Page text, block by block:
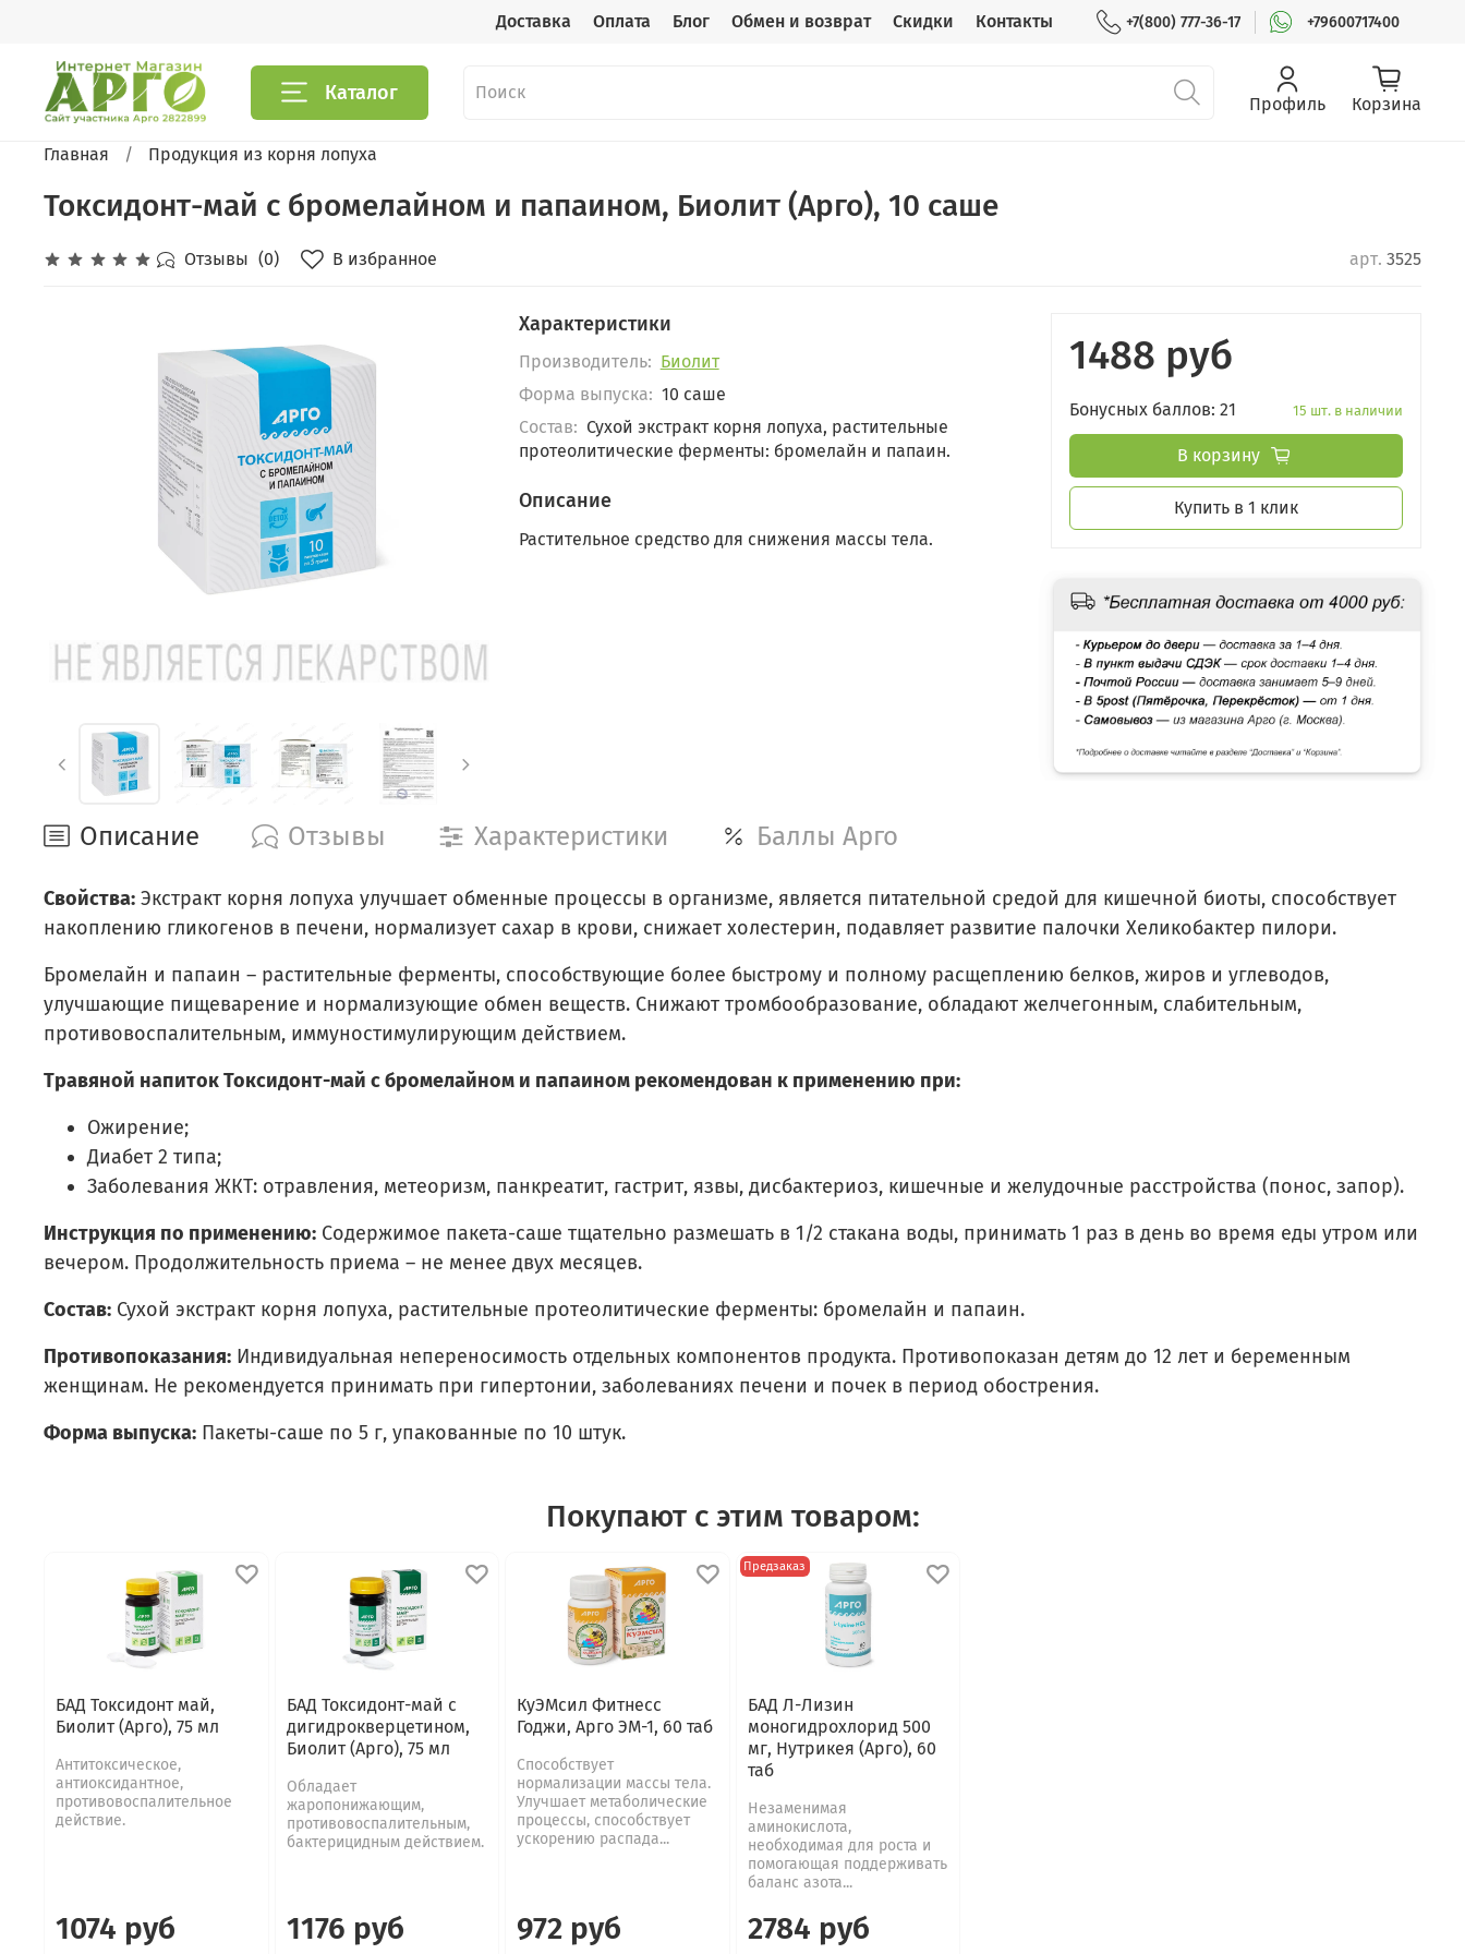
Доставка Оплата Блог Обмен и возврат Скидки Контакты +7(800) 777-36-17 +79600717400
Каталог Профиль Корзина
Главная Продукция из корня лопуха
Токсидонт-май c бромелайном и папаином, Биолит (Арго), 10 саше
Отзывы (0) В избранное арт. 3525
Характеристики
Производитель: Биолит
Форма выпуска: 10 саше
Состав: Сухой экстракт корня лопуха, растительные
протеолитические ферменты: бромелайн и папаин.
Описание
Растительное средство для снижения массы тела.
1488 руб
Бонусных баллов: 21 15 шт. в наличии
В корзину
Купить в 1 клик
Описание Характеристики
Отзывы Баллы Арго
Свойства: Экстракт корня лопуха улучшает обменные процессы в организме, является питательной средой для кишечной биоты, способствует
накоплению гликогенов в печени, нормализует сахар в крови, снижает холестерин, подавляет развитие палочки Хеликобактер пилори.
Бромелайн и папаин – растительные ферменты, способствующие более быстрому и полному расщеплению белков, жиров и углеводов,
улучшающие пищеварение и нормализующие обмен веществ. Снижают тромбообразование, обладают желчегонным, слабительным,
противовоспалительным, иммуностимулирующим действием.
Травяной напиток Токсидонт-май с бромелайном и папаином рекомендован к применению при:
Ожирение;
Диабет 2 типа;
Заболевания ЖКТ: отравления, метеоризм, панкреатит, гастрит, язвы, дисбактериоз, кишечные и желудочные расстройства (понос, запор).
Инструкция по применению: Содержимое пакета-саше тщательно размешать в 1/2 стакана воды, принимать 1 раз в день во время еды утром или
вечером. Продолжительность приема – не менее двух месяцев.
Состав: Сухой экстракт корня лопуха, растительные протеолитические ферменты: бромелайн и папаин.
Противопоказания: Индивидуальная непереносимость отдельных компонентов продукта. Противопоказан детям до 12 лет и беременным
женщинам. Не рекомендуется принимать при гипертонии, заболеваниях печени и почек в период обострения.
Форма выпуска: Пакеты-саше по 5 г, упакованные по 10 штук.
Покупают с этим товаром:
БАД Токсидонт май,
Биолит (Арго), 75 мл
Антитоксическое,
антиоксидантное,
противовоспалительное
действие.
1074 руб
БАД Токсидонт-май с
дигидрокверцетином,
Биолит (Арго), 75 мл
Обладает
жаропонижающим,
противовоспалительным,
бактерицидным действием.
1176 руб
КуЭМсил Фитнесс
Годжи, Арго ЭМ-1, 60 таб
Способствует
нормализации массы тела.
Улучшает метаболические
процессы, способствует
ускорению распада...
972 руб
Предзаказ
БАД Л-Лизин
моногидрохлорид 500
мг, Нутрикея (Арго), 60
таб
Незаменимая
аминокислота,
необходимая для роста и
помогающая поддерживать
баланс азота...
2784 руб